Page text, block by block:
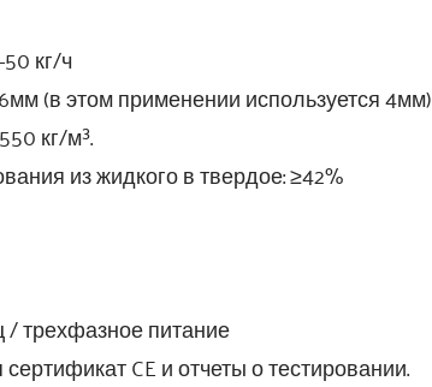
кг/ч
(в этом применении используется 4мм)
кг/м³.
из жидкого в твердое: ≥42%
трехфазное питание
CE и отчеты о тестировании.